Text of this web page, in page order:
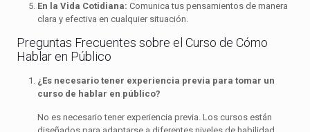
En la Vida Cotidiana: Comunica tus pensamientos de manera
clara y efectiva en cualquier situación.
Preguntas Frecuentes sobre el Curso de Cómo
Hablar en Público
¿Es necesario tener experiencia previa para tomar un
curso de hablar en público?
No es necesario tener experiencia previa. Los cursos están